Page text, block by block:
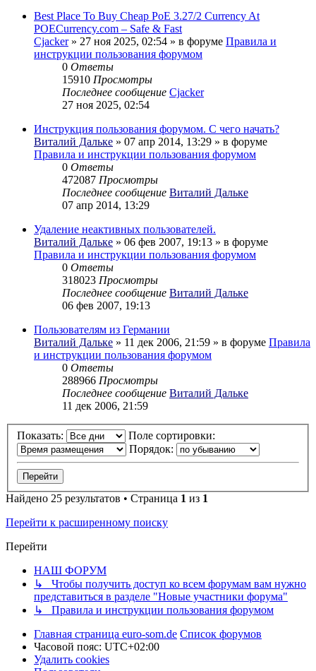
Best Place To Buy Cheap PoE 3.27/2 Currency At
POECurrency.com – Safe & Fast
Cjacker» 27 ноя 2025, 02:54 » в форуме Правила и
инструкции пользования форумом
0 Ответы
15910 Просмотры
Последнее сообщение Cjacker
27 ноя 2025, 02:54
Инструкция пользования форумом. С чего начать?
Виталий Дальке » 07 апр 2014, 13:29 » в форуме
Правила и инструкции пользования форумом
0 Ответы
472087 Просмотры
Последнее сообщение Виталий Дальке
07 апр 2014, 13:29
Удаление неактивных пользователей.
Виталий Дальке » 06 фев 2007, 19:13 » в форуме
Правила и инструкции пользования форумом
0 Ответы
318023 Просмотры
Последнее сообщение Виталий Дальке
06 фев 2007, 19:13
Пользователям из Германии
Виталий Дальке » 11 дек 2006, 21:59 » в форуме Правила
и инструкции пользования форумом
0 Ответы
288966 Просмотры
Последнее сообщение Виталий Дальке
11 дек 2006, 21:59
Показать:
Поле сортировки:
Порядок:
Найдено 25 результатов • Страница 1 из 1
Перейти к расширенному поиску
Перейти
НАШ ФОРУМ
↳ Чтобы получить доступ ко всем форумам вам нужно
представиться в разделе "Новые участники форума"
↳ Правила и инструкции пользования форумом
Главная страница euro-som.de Список форумов
Часовой пояс: UTC+02:00
Удалить cookies